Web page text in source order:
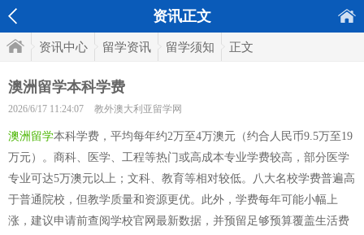
资讯正文
资讯中心 留学资讯 留学须知 正文
澳洲留学本科学费
2026/6/17 11:24:07 教外澳大利亚留学网
澳洲留学本科学费，平均每年约2万至4万澳元（约合人民币9.5万至19
万元）。商科、医学、工程等热门或高成本专业学费较高，部分医学
专业可达5万澳元以上；文科、教育等相对较低。八大名校学费普遍高
于普通院校，但教学质量和资源更优。此外，学费每年可能小幅上
涨，建议申请前查阅学校官网最新数据，并预留足够预算覆盖生活费